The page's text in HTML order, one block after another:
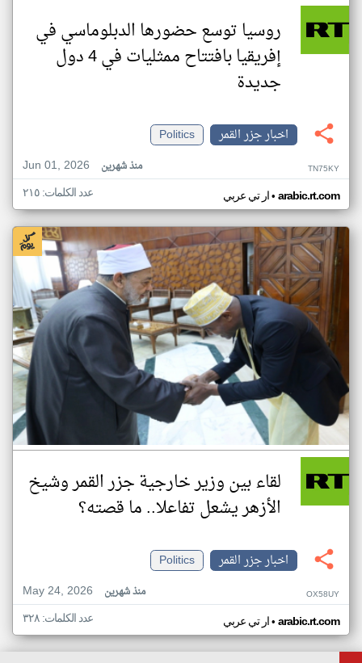
روسيا توسع حضورها الدبلوماسي في
إفريقيا بافتتاح ممثليات في 4 دول
جديدة
اخبار جزر القمر
Politics
Jun 01, 2026
منذ شهرين TN75KY
ار تي عربي• arabic.rt.com عدد الكلمات: ٢١٥
لقاء بين وزير خارجية جزر القمر وشيخ
الأزهر يشعل تفاعلا.. ما قصته؟
اخبار جزر القمر
Politics
May 24, 2026
منذ شهرين OX58UY
ار تي عربي• arabic.rt.com عدد الكلمات: ٣٢٨